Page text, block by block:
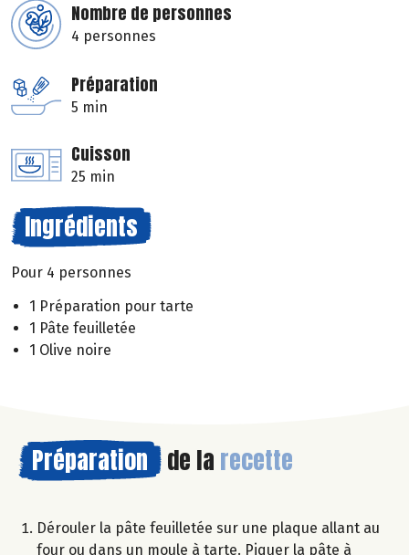
Nombre de personnes
4 personnes
Préparation
5 min
Cuisson
25 min
Ingrédients
Pour 4 personnes
1 Préparation pour tarte
1 Pâte feuilletée
1 Olive noire
Préparation de la recette
Dérouler la pâte feuilletée sur une plaque allant au
four ou dans un moule à tarte. Piquer la pâte à